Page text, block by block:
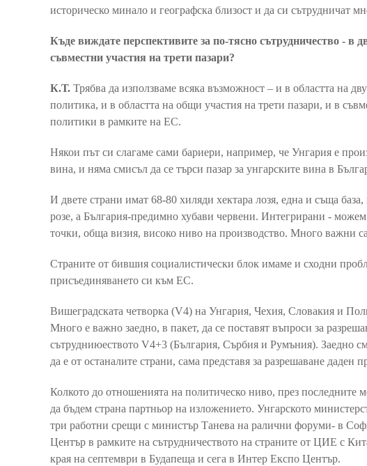
историческо минало и географска близост и да си сътрудничат
Къде виждате перспективите за по-тясно сътрудничество - в
съвместни участия на трети пазари?
К.Т. Трябва да използваме всяка възможност – и в областта на
политика, и в областта на общи участия на трети пазари, и в
политики в рамките на ЕС.
Някои път си слагаме сами бариери, например, че Унгария е
вина, и няма смисъл да се търси пазар за унгарските вина в
И двете страни имат 68-80 хиляди хектара лозя, една и съща
розе, а България-предимно хубави червени. Интегрирани -
точки, обща визия, високо ниво на производство. Много важни
Страните от бившия социалистически блок имаме и сходни
присъединяването си към ЕС.
Вишеградската четворка (V4) на Унгария, Чехия, Словакия и
Много е важно заедно, в пакет, да се поставят въпроси за
сътрудниюеството V4+3 (България, Сърбия и Румъния). Заедно
да е от останалите страни, сама представя за разрешаване даден
Колкото до отношенията на политическо ниво, през последните
да бъдем страна партньор на изложението. Унгарското
три работни срещи с министър Танева на ралични форуми- в
Център в рамките на сътрудничеството на страните от ЦИЕ с
края на септември в Будапеща и сега в Интер Експо Център.